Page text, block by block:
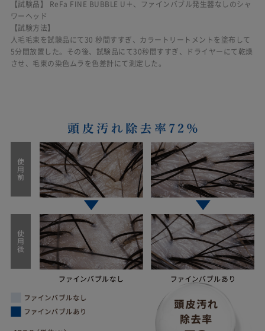
【試験品】 ReFa FINE BUBBLE U＋、ファインバブル発生器なしのシャ
ワーヘッド
【試験方法】
人毛毛束を試験品にて30 秒間すすぎ、カラートリートメントを塗布して
5分間放置した。その後、試験品にて30秒間すすぎ、ドライヤーにて乾燥
させ、毛束の染色ムラを色差計にて測定した。